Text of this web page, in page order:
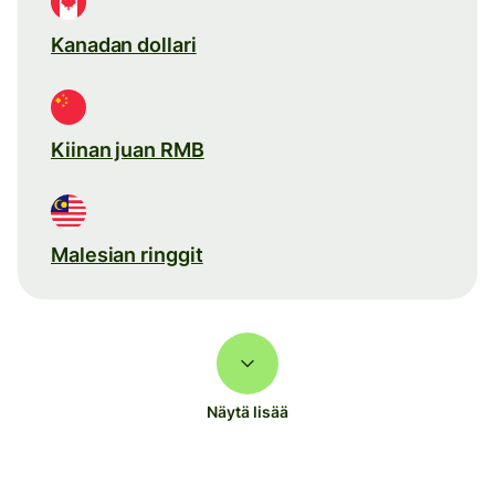
Kanadan dollari
Kiinan juan RMB
Malesian ringgit
Näytä lisää